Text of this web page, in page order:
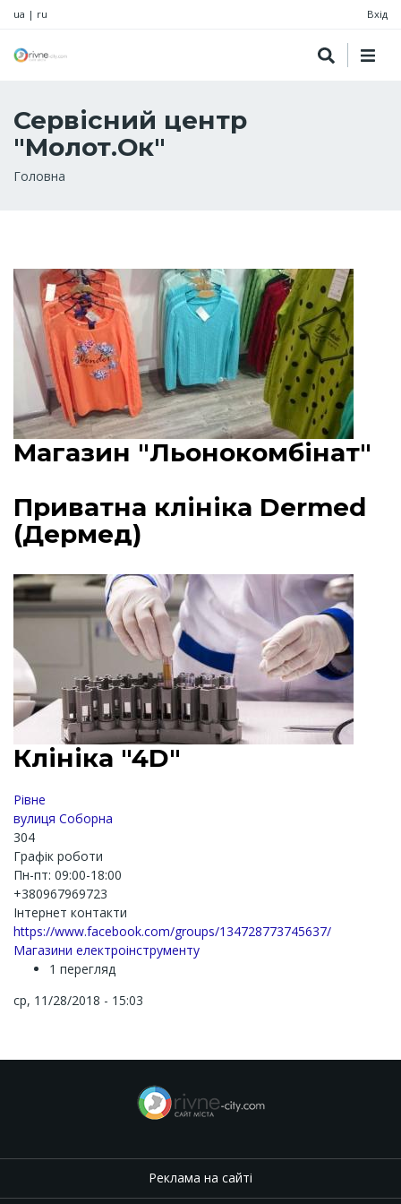
ua | ru Вхід
Сервісний центр
"Молот.Ок"
Рядок
Головна
Магазин "Льонокомбінат"
Приватна клініка Dermed
(Дермед)
Клініка "4D"
Рівне
вулиця Соборна
304
Графік роботи
Пн-пт: 09:00-18:00
+380967969723
Інтернет контакти
https://www.facebook.com/groups/134728773745637/
Магазини електроінструменту
1 перегляд
ср, 11/28/2018 - 15:03
Реклама на сайті